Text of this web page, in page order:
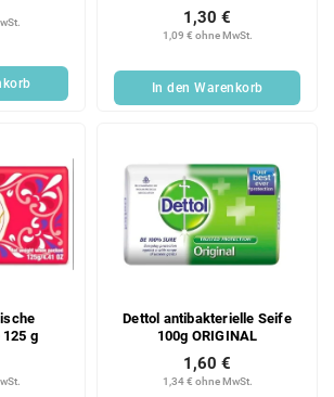
1,09 € ohne MwSt.
1,30 €
In den Warenkorb
g
Dettol antibakterielle Seife
100g ORIGINAL
1,34 € ohne MwSt.
1,60 €